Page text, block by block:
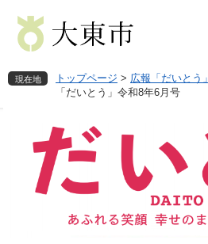
先
を 現在地 トップページ > 広報「だいとう」
「だいとう」令和8年6月号